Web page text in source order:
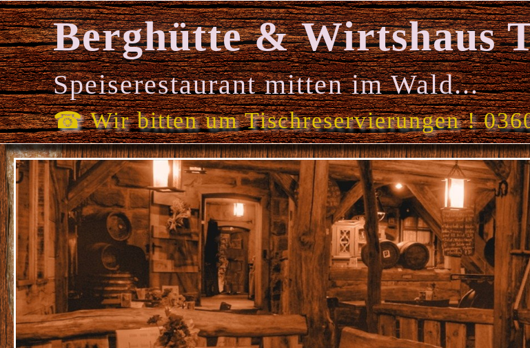
Berghütte & Wirtshaus
Speiserestaurant mitten im Wald...
☎ Wir bitten um Tischreservierungen !